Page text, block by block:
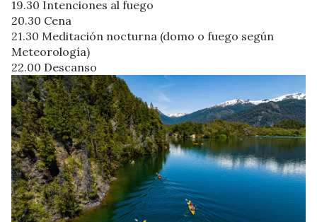
19.30 Intenciones al fuego
20.30 Cena
21.30 Meditación nocturna (domo o fuego según
Meteorología)
22.00 Descanso